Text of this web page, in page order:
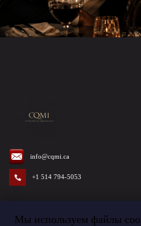
Мы используем файлы
info@cqmi.ca
+1 514 794-5053